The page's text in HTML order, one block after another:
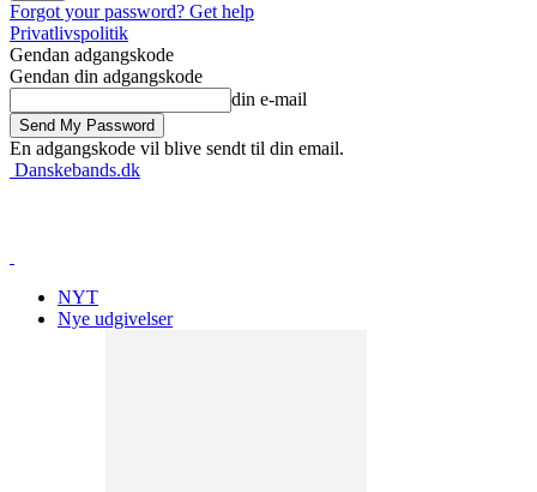
Forgot your password? Get help
Privatlivspolitik
Gendan adgangskode
Gendan din adgangskode
din e-mail
En adgangskode vil blive sendt til din email.
Danskebands.dk
NYT
Nye udgivelser